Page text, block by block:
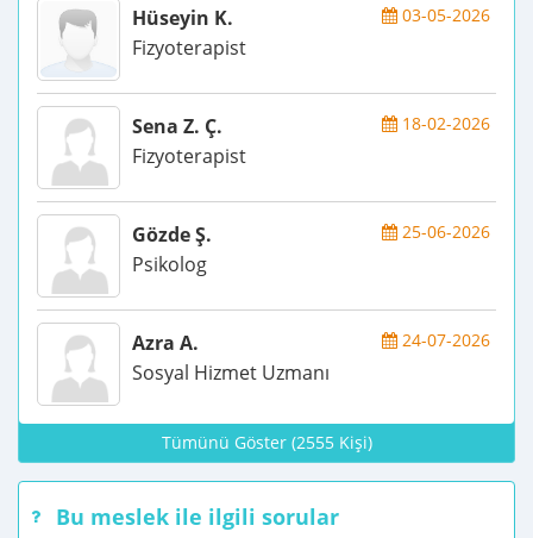
03-05-2026
Hüseyin K.
Fizyoterapist
18-02-2026
Sena Z. Ç.
Fizyoterapist
25-06-2026
Gözde Ş.
Psikolog
24-07-2026
Azra A.
Sosyal Hizmet Uzmanı
Tümünü Göster (2555 Kişi)
Bu meslek ile ilgili sorular